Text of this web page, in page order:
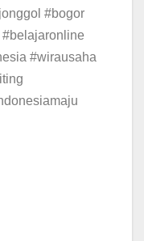
#bogor
#wirausaha